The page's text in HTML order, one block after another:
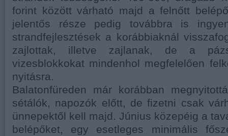
forint között várható majd a felnőtt
jelentős része pedig továbbra is
strandfejlesztések a korábbiaknál
zajlottak, illetve zajlanak, de a
vizesblokkokat mindenhol megfelelően
nyitásra.
Balatonfüreden már korábban
sétálók, napozók előtt, de fizetni csak
ünnepektől kell majd. Június közepéig a
belépőket, egy esetleges minimális